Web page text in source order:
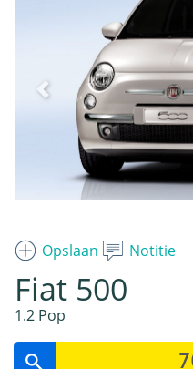
Opslaan Notitie
Fiat 500
1.2 Pop